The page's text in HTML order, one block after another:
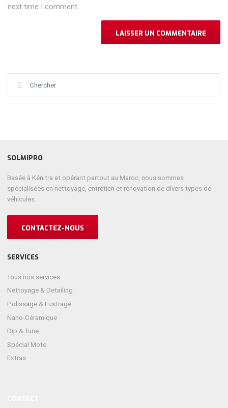
next time I comment.
SOLMIPRO
Basée à Kénitra et opérant partout au Maroc, nous sommes
spécialisées en nettoyage, entretien et rénovation de divers types de
véhicules.
CONTACTEZ-NOUS
SERVICES
Tous nos services
Nettoyage & Detailing
Polissage & Lustrage
Nano-Céramique
Dip & Tune
Spécial Moto
Extras